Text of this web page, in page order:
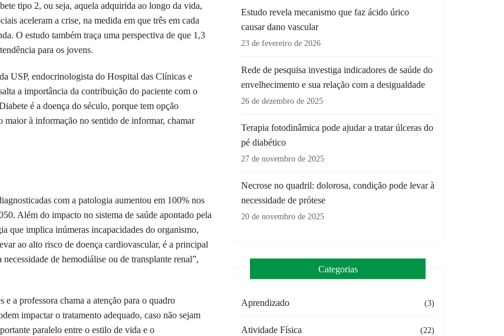
tipo 2, ou seja, aquela adquirida ao longo da vida,
aceleram a crise, na medida em que três em cada
O estudo também traça uma perspectiva de que 1,3
para os jovens.
USP, endocrinologista do Hospital das Clínicas e
a importância da contribuição do paciente com o
é a doença do século, porque tem opção
maior à informação no sentido de informar, chamar
com a patologia aumentou em 100% nos
Além do impacto no sistema de saúde apontado pela
que implica inúmeras incapacidades do organismo,
ao alto risco de doença cardiovascular, é a principal
de hemodiálise ou de transplante renal”,
a professora chama a atenção para o quadro
impactar o tratamento adequado, caso não sejam
paralelo entre o estilo de vida e o
Estudo revela mecanismo que faz ácido úrico
causar dano vascular
23 de fevereiro de 2026
Rede de pesquisa investiga indicadores de saúde do
envelhecimento e sua relação com a desigualdade
26 de dezembro de 2025
Terapia fotodinâmica pode ajudar a tratar úlceras do
pé diabético
27 de novembro de 2025
Necrose no quadril: dolorosa, condição pode levar à
necessidade de prótese
20 de novembro de 2025
Categorias
Aprendizado (3)
Atividade Física (22)